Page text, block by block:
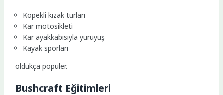
Köpekli kızak turları
Kar motosikleti
Kar ayakkabısıyla yürüyüş
Kayak sporları
oldukça popüler.
Bushcraft Eğitimleri